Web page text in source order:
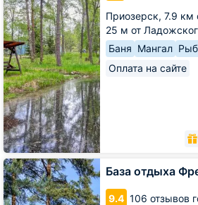
Приозерск, 7.9 км
25 м от
Баня Мангал
Оплата на сайте
База отдыха
9.4 106 отзывов
База
отдыха
Фрегат